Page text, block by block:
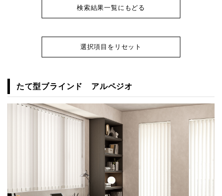
検索結果一覧にもどる
選択項目をリセット
たて型ブラインド アルペジオ